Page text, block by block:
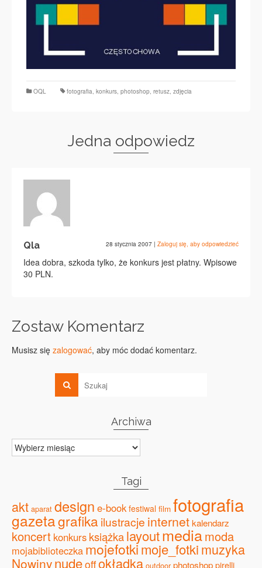
OQL fotografia, konkurs, photoshop, retusz, zdjęcia
Jedna odpowiedz
Qla 28 stycznia 2007 | Zaloguj się, aby odpowiedzieć
Idea dobra, szkoda tylko, że konkurs jest płatny. Wpisowe
30 PLN.
Zostaw Komentarz
Musisz się zalogować, aby móc dodać komentarz.
Archiwa
Archiwa
Tagi
akt aparat design e-book festiwal film fotografia
gazetagrafikailustracje internetkalendarz
koncert konkurs książkalayoutmediamoda
mojabiblioteczka mojefotkimoje_fotkimuzyka
Nowinynudeoffokładka outdoor photoshoppirelli